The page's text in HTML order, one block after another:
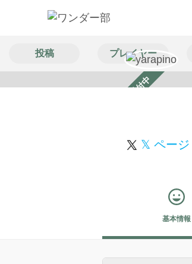
投稿 プレイヤー
スカウト受付中
𝕏 ページ
基本情報